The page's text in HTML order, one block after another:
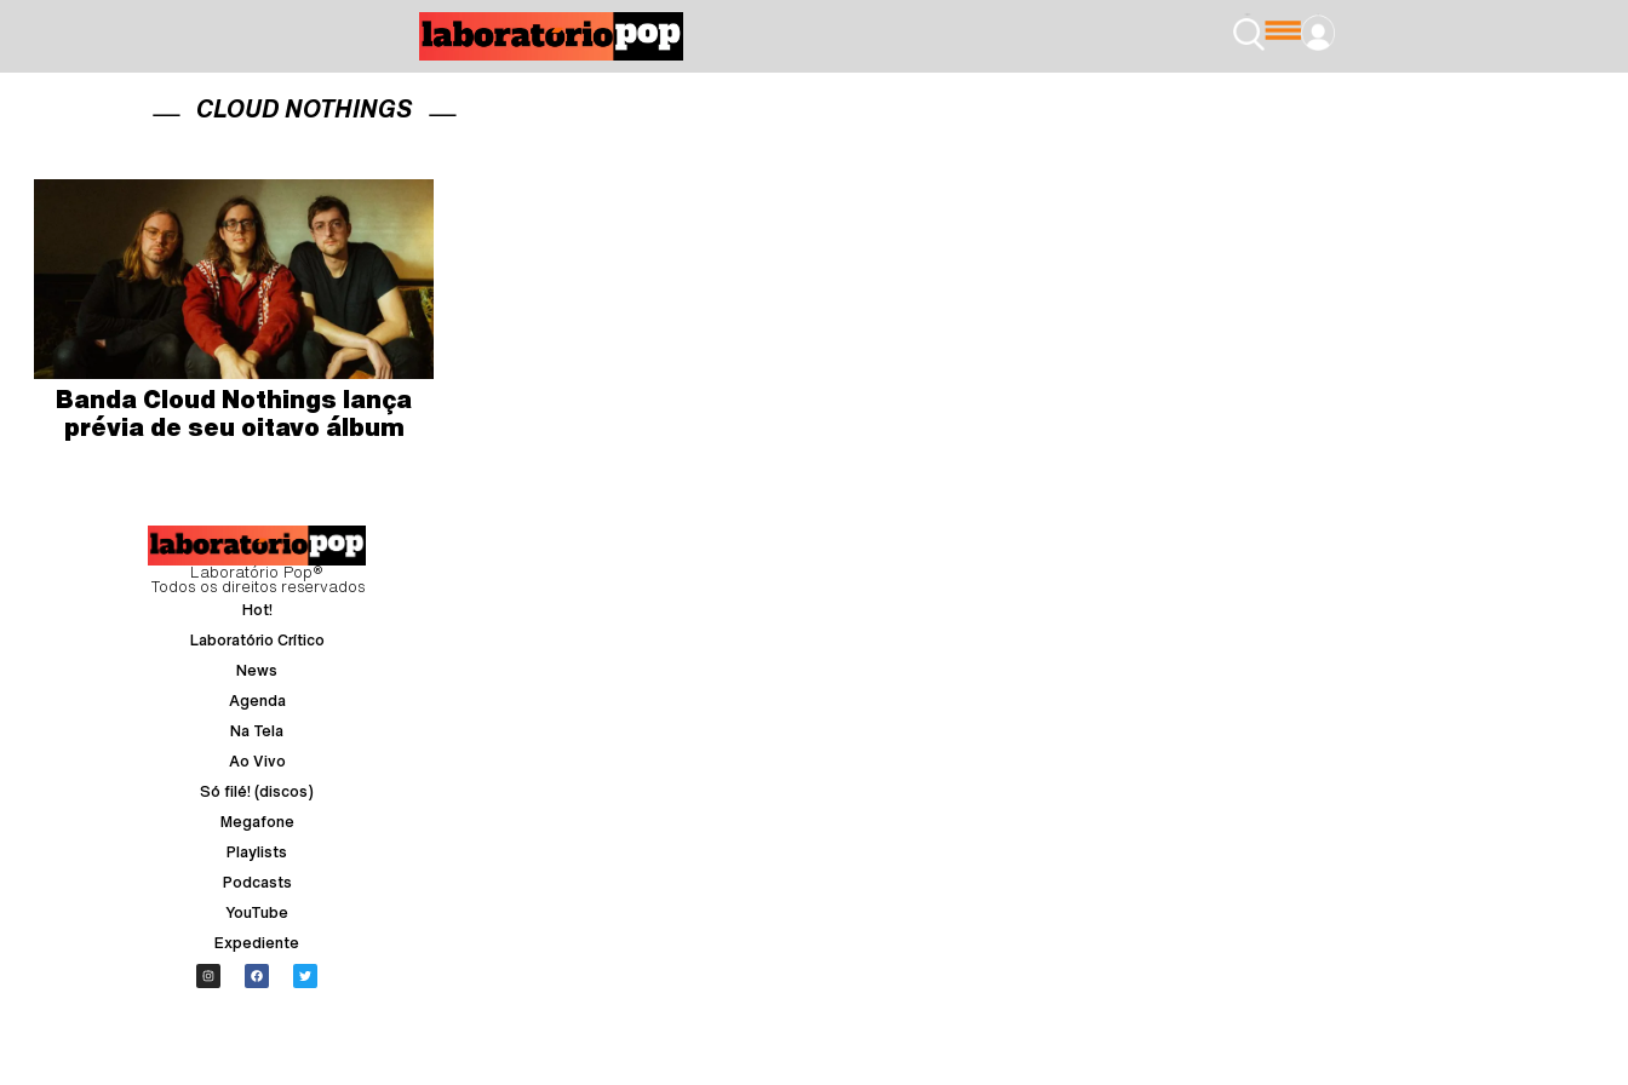
CLOUD NOTHINGS
Banda Cloud Nothings lança
prévia de seu oitavo álbum
Laboratório Pop®
Todos os direitos reservados
Hot!
Laboratório Crítico
News
Agenda
Na Tela
Ao Vivo
Só filé! (discos)
Megafone
Playlists
Podcasts
YouTube
Expediente